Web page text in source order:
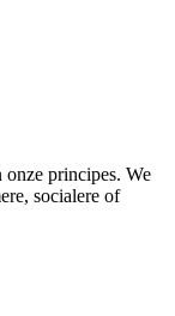
onze principes. We
socialere of